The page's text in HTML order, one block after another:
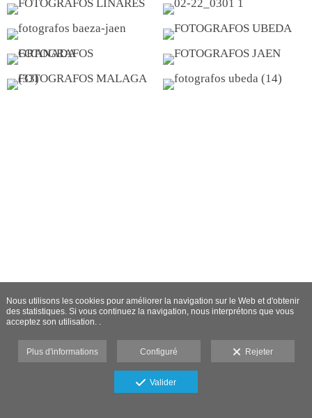
Nous utilisons les cookies pour améliorer la navigation sur le Web et d'obtenir
des statistiques. Si vous continuez la navigation, nous interprétons que vous
acceptez son utilisation. .
Plus d'informations Configuré Rejeter
Valider